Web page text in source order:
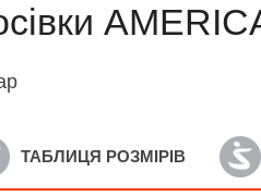
ТАБЛИЦЯ РОЗМІРІВ